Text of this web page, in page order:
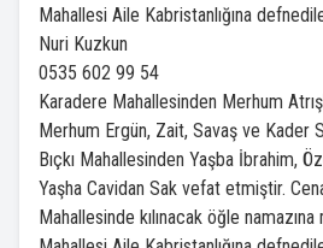
Mahallesi Aile Kabristanlığına
Nuri Kuzkun
0535 602 99 54
Karadere Mahallesinden Merhum
Merhum Ergün, Zait, Savaş ve Kader
Bıçkı Mahallesinden Yaşba İbrahim,
Yaşha Cavidan Sak vefat etmiştir.
Mahallesinde kılınacak öğle